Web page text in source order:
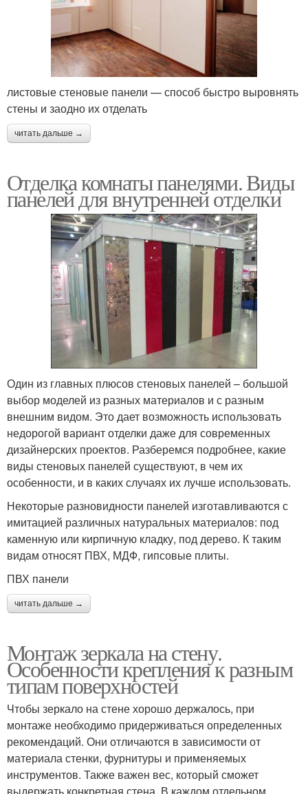
листовые стеновые панели — способ быстро выровнять
стены и заодно их отделать
читать дальше →
Отделка комнаты панелями. Виды
панелей для внутренней отделки
Один из главных плюсов стеновых панелей – большой
выбор моделей из разных материалов и с разным
внешним видом. Это дает возможность использовать
недорогой вариант отделки даже для современных
дизайнерских проектов. Разберемся подробнее, какие
виды стеновых панелей существуют, в чем их
особенности, и в каких случаях их лучше использовать.
Некоторые разновидности панелей изготавливаются с
имитацией различных натуральных материалов: под
каменную или кирпичную кладку, под дерево. К таким
видам относят ПВХ, МДФ, гипсовые плиты.
ПВХ панели
читать дальше →
Монтаж зеркала на стену.
Особенности крепления к разным
типам поверхностей
Чтобы зеркало на стене хорошо держалось, при
монтаже необходимо придерживаться определенных
рекомендаций. Они отличаются в зависимости от
материала стенки, фурнитуры и применяемых
инструментов. Также важен вес, который сможет